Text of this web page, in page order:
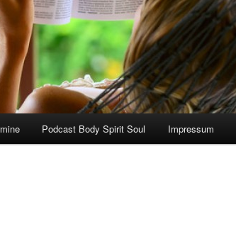
Podcast Body Spirit Soul Impressum